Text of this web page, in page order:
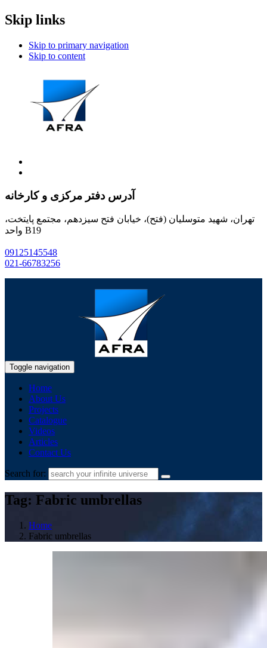
Skip links
Skip to primary navigation
Skip to content
آدرس دفتر مرکزی و کارخانه
تهران، شهید متوسلیان (فتح)، خیابان فتح سیزدهم، مجتمع پایتخت،
واحد B19
09125145548
021-66783256
Toggle navigation
Home
About Us
Projects
Catalogue
Videos
Articles
Contact Us
Search for:
Tag: Fabric umbrellas
Home
Fabric umbrellas